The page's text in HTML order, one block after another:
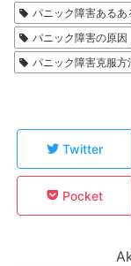
パニック障害あるあ
パニック障害の原因
パニック障害克服方
Twitter
Pocket